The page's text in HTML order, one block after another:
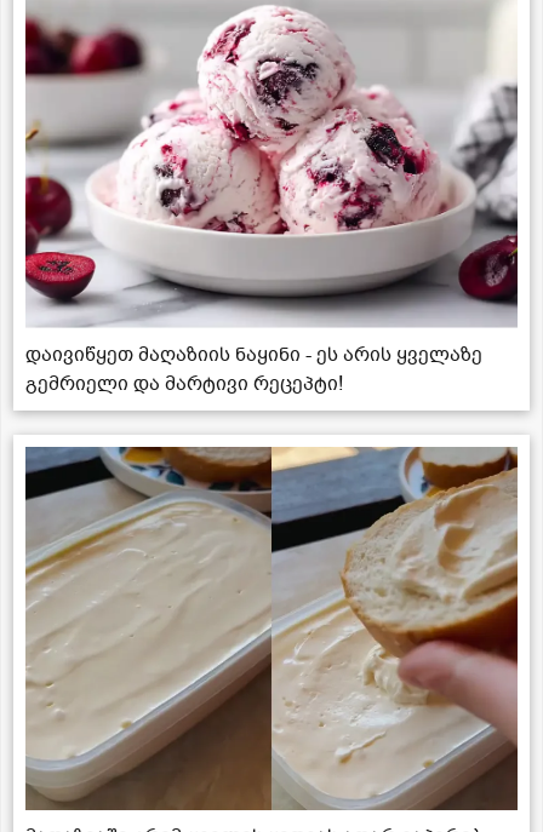
დაივიწყეთ მაღაზიის ნაყინი - ეს არის ყველაზე
გემრიელი და მარტივი რეცეპტი!